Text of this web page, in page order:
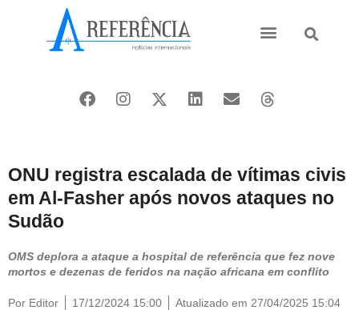
ONU registra escalada de vítimas civis
em Al-Fasher após novos ataques no
Sudão
OMS deplora a ataque a hospital de referência que fez nove
mortos e dezenas de feridos na nação africana em conflito
Por Editor 17/12/2024 15:00 Atualizado em 27/04/2025 15:04